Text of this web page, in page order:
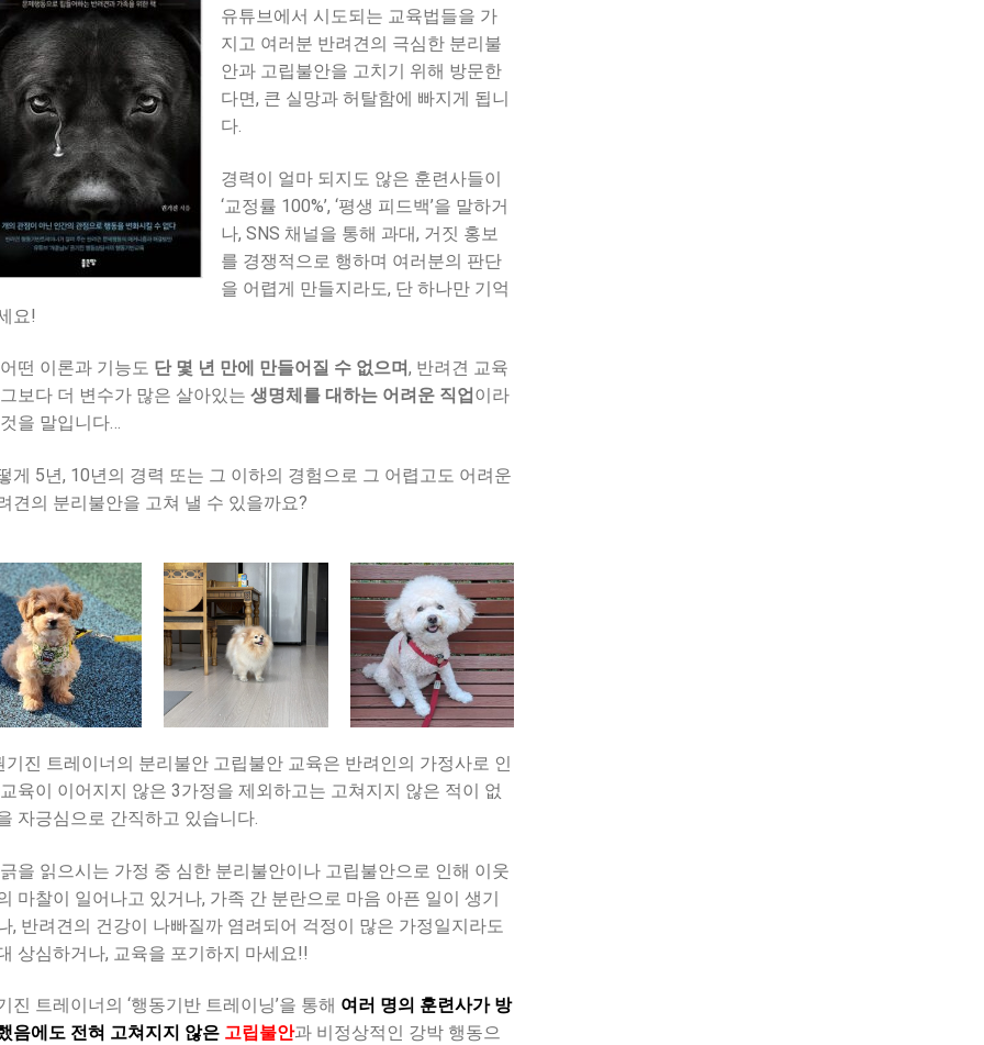
유튜브에서 시도되는 교육법들을 가
지고 여러분 반려견의 극심한 분리불
안과 고립불안을 고치기 위해 방문한
다면, 큰 실망과 허탈함에 빠지게 됩니
다.
경력이 얼마 되지도 않은 훈련사들이
‘교정률 100%’, ‘평생 피드백’을 말하거
나, SNS 채널을 통해 과대, 거짓 홍보
를 경쟁적으로 행하며 여러분의 판단
을 어렵게 만들지라도, 단 하나만 기억
요!
떤 이론과 기능도 단 몇 년 만에 만들어질 수 없으며, 반려견 교육
보다 더 변수가 많은 살아있는 생명체를 대하는 어려운 직업 이라
을 말입니다…
게 5년, 10년의 경력 또는 그 이하의 경험으로 그 어렵고도 어려운
견의 분리불안을 고쳐 낼 수 있을까요?
기진 트레이너의 분리불안 고립불안 교육은 반려인의 가정사로 인
육이 이어지지 않은 3가정을 제외하고는 고쳐지지 않은 적이 없
자긍심으로 간직하고 있습니다.
을 읽으시는 가정 중 심한 분리불안이나 고립불안으로 인해 이웃
마찰이 일어나고 있거나, 가족 간 분란으로 마음 아픈 일이 생기
, 반려견의 건강이 나빠질까 염려되어 걱정이 많은 가정일지라도
상심하거나, 교육을 포기하지 마세요!!
진 트레이너의 ‘행동기반 트레이닝’을 통해 여러 명의 훈련사가 방
음에도 전혀 고쳐지지 않은 고립불안과 비정상적인 강박 행동으